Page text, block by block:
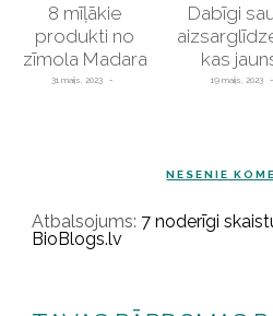
8 mīļākie
produkti no
zīmola Madara
31 maijs, 2023
Dabīgi
kas
19 maijs, 2023
NESENIE
Atbalsojums: 7 noderīgi
BioBlogs.lv